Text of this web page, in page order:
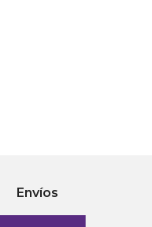
Envíos